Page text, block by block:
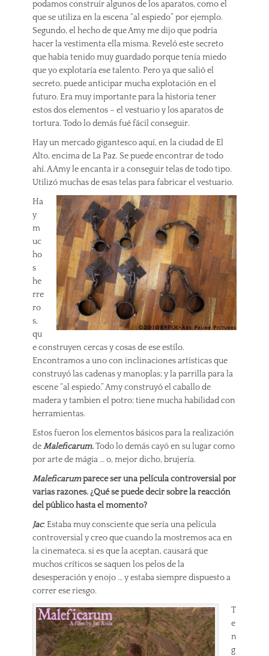
podamos construír algunos de los aparatos, como el
que se utiliza en la escena “al espiedo” por ejemplo.
Segundo, el hecho de que Amy me dijo que podría
hacer la vestimenta ella misma. Reveló este secreto
que había tenido muy guardado porque tenía miedo
que yo explotaría ese talento. Pero ya que salió el
secreto, puede anticipar mucha explotación en el
futuro. Era muy importante para la historia tener
estos dos elementos – el vestuario y los aparatos de
tortura. Todo lo demás fué fácil conseguir.
Hay un mercado gigantesco aquí, en la ciudad de El
Alto, encima de La Paz. Se puede encontrar de todo
ahí. A Amy le encanta ir a conseguir telas de todo tipo.
Utilizó muchas de esas telas para fabricar el vestuario.
Ha
y
m
uc
ho
s
he
rre
ro
s,
qu
e construyen cercas y cosas de ese estílo.
Encontramos a uno con inclinaciones artísticas que
construyó las cadenas y manoplas; y la parrilla para la
escene “al espiedo.” Amy construyó el caballo de
madera y tambien el potro; tiene mucha habilidad con
herramientas.
Estos fueron los elementos básicos para la realización
deMaleficarum.Todo lo demás cayó en su lugar como
por arte de mágia … o, mejor dicho, brujería.
Maleficarumparece ser una película controversial por
varias razones. ¿Qué se puede decir sobre la reacción
del público hasta el momento?
Jac: Estaba muy consciente que sería una película
controversial y creo que cuando la mostremos aca en
la cinemateca, si es que la aceptan, causará que
muchos críticos se saquen los pelos de la
desesperación y enojo … y estaba siempre dispuesto a
correr ese riesgo.
T
e
n
g